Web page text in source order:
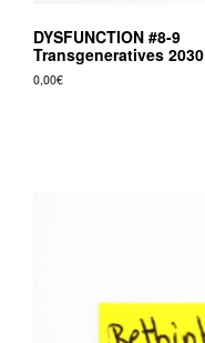
DYSFUNCTION #8-9
Transgeneratives 2030
0,00€